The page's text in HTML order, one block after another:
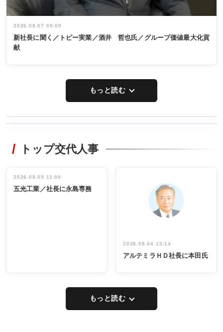
2026.08.07 05:00
新社長に聞く／トピー実業／酒井 哲也氏／グループ価値最大化貢
献
もっと読む
非鉄業界で
インタビュ
ー／社内ア
タックトレー
祝う 業界関
係者ら220人
出席
トップ交代人事
2026.08.05 11:00
五光工業／社長に永島専務
2026.08.04 15:14
アルテミラＨＤ社長に本田氏
もっと読む